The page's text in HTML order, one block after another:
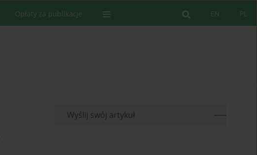
PL
EN
Opłaty za publikacje
Wyślij swój artykuł